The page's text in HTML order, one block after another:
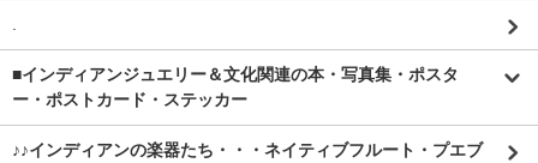
.
■インディアンジュエリー＆文化関連の本・写真集・ポスタ
ー・ポストカード・ステッカー
♪♪インディアンの楽器たち・・・ネイティブフルート・プエブ